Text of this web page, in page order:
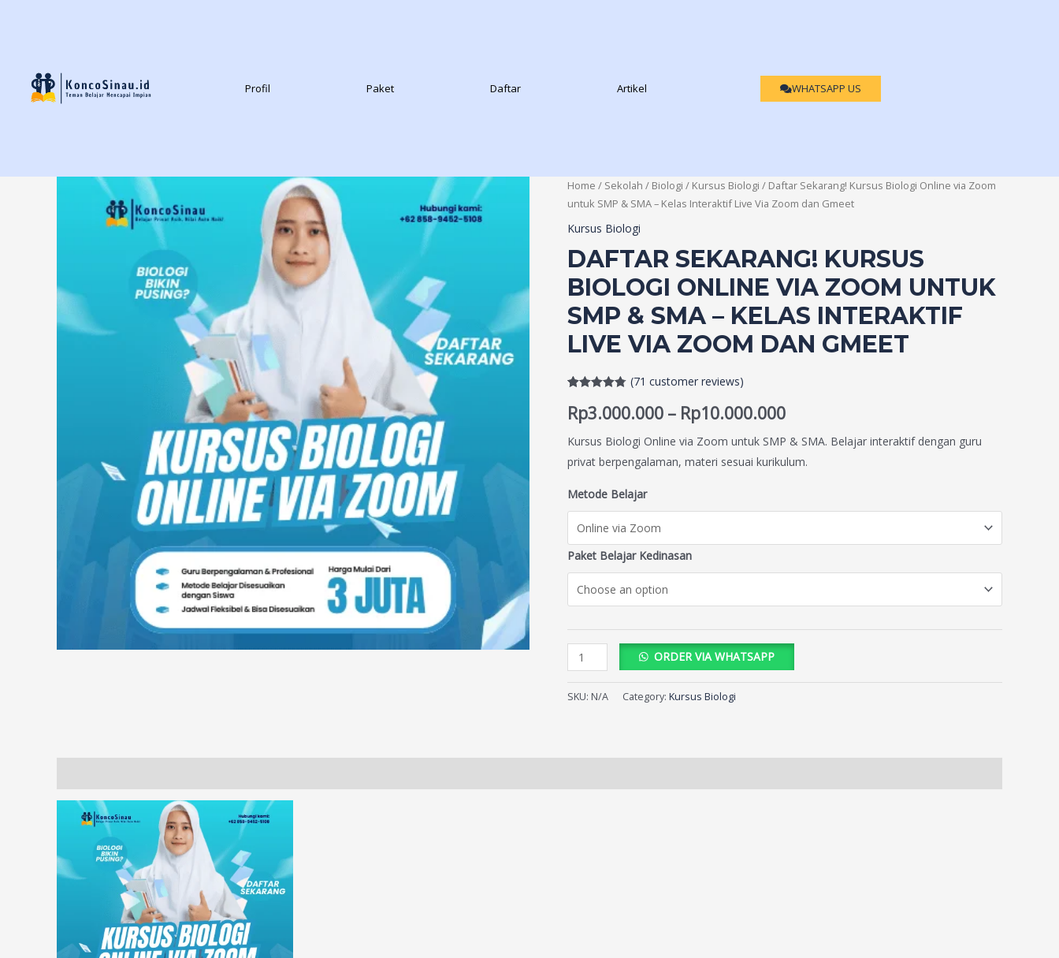
Profil Paket Daftar Artikel WHATSAPP US
Home / Sekolah / Biologi / Kursus Biologi / Daftar Sekarang! Kursus Biologi Online via Zoom
untuk SMP & SMA – Kelas Interaktif Live Via Zoom dan Gmeet
Kursus Biologi
DAFTAR SEKARANG! KURSUS
BIOLOGI ONLINE VIA ZOOM UNTUK
SMP & SMA – KELAS INTERAKTIF
LIVE VIA ZOOM DAN GMEET
out of 5
based on
ratings
(71 customer reviews)
Rp3.000.000 – Rp10.000.000
Kursus Biologi Online via Zoom untuk SMP & SMA. Belajar interaktif dengan guru
privat berpengalaman, materi sesuai kurikulum.
Metode Belajar
Paket Belajar Kedinasan
ORDER VIA WHATSAPP
SKU: N/A Category: Kursus Biologi